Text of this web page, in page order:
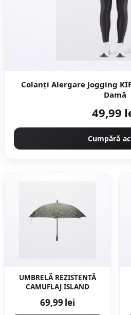
Colanți Alergare Jogging
Damă
49,99
Cumpără
UMBRELĂ REZISTENTĂ
CAMUFLAJ ISLAND
69,99 lei